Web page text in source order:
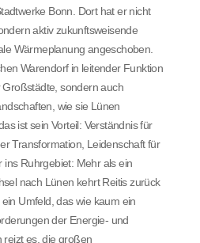
Bonn. Dort hat er nicht
aktiv zukunftsweisende
Wärmeplanung angeschoben.
Warendorf in leitender Funktion
sondern auch
wie sie Lünen
ist sein Vorteil: Verständnis für
Transformation, Leidenschaft für
ins Ruhrgebiet: Mehr als ein
nach Lünen kehrt Reitis zurück
Umfeld, das wie kaum ein
der Energie- und
reizt es, die großen